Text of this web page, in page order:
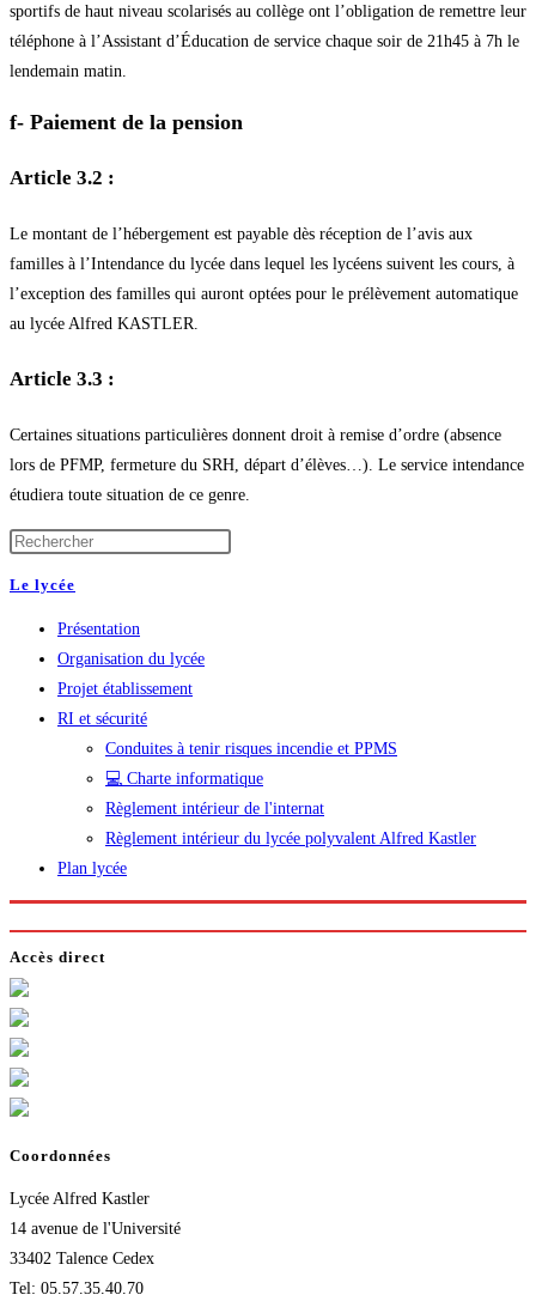
sportifs de haut niveau scolarisés au collège ont l’obligation de remettre leur
téléphone à l’Assistant d’Éducation de service chaque soir de 21h45 à 7h le
lendemain matin.
f- Paiement de la pension
Article 3.2 :
Le montant de l’hébergement est payable dès réception de l’avis aux
familles à l’Intendance du lycée dans lequel les lycéens suivent les cours, à
l’exception des familles qui auront optées pour le prélèvement automatique
au lycée Alfred KASTLER.
Article 3.3 :
Certaines situations particulières donnent droit à remise d’ordre (absence
lors de PFMP, fermeture du SRH, départ d’élèves…). Le service intendance
étudiera toute situation de ce genre.
Le lycée
Présentation
Organisation du lycée
Projet établissement
RI et sécurité
Conduites à tenir risques incendie et PPMS
💻 Charte informatique
Règlement intérieur de l'internat
Règlement intérieur du lycée polyvalent Alfred Kastler
Plan lycée
Accès direct
Coordonnées
Lycée Alfred Kastler
14 avenue de l'Université
33402 Talence Cedex
Tel: 05.57.35.40.70